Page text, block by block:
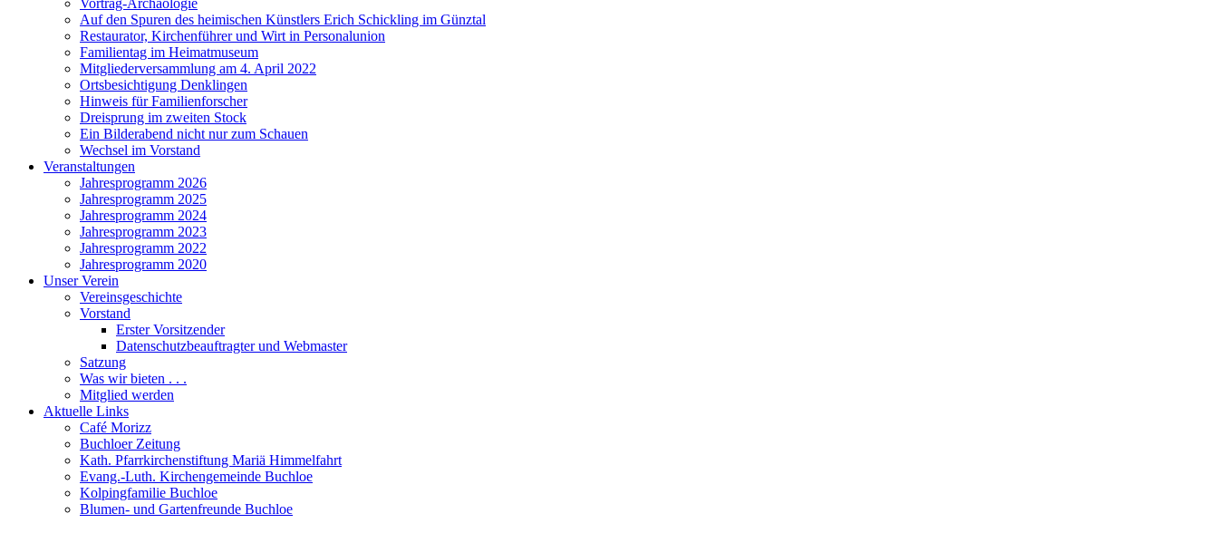
Vortrag-Archäologie
Auf den Spuren des heimischen Künstlers Erich Schickling im Günztal
Restaurator, Kirchenführer und Wirt in Personalunion
Familientag im Heimatmuseum
Mitgliederversammlung am 4. April 2022
Ortsbesichtigung Denklingen
Hinweis für Familienforscher
Dreisprung im zweiten Stock
Ein Bilderabend nicht nur zum Schauen
Wechsel im Vorstand
Veranstaltungen
Jahresprogramm 2026
Jahresprogramm 2025
Jahresprogramm 2024
Jahresprogramm 2023
Jahresprogramm 2022
Jahresprogramm 2020
Unser Verein
Vereinsgeschichte
Vorstand
Erster Vorsitzender
Datenschutzbeauftragter und Webmaster
Satzung
Was wir bieten . . .
Mitglied werden
Aktuelle Links
Café Morizz
Buchloer Zeitung
Kath. Pfarrkirchenstiftung Mariä Himmelfahrt
Evang.-Luth. Kirchengemeinde Buchloe
Kolpingfamilie Buchloe
Blumen- und Gartenfreunde Buchloe